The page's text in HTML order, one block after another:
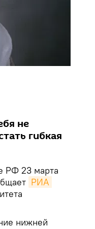
не
гибкая
РФ 23 марта
РИА
нижней